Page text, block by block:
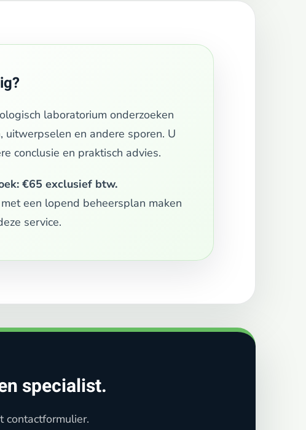
laboratorium onderzoeken
uitwerpselen en andere sporen. U
conclusie en praktisch advies.
€65 exclusief btw.
een lopend beheersplan maken
service.
specialist.